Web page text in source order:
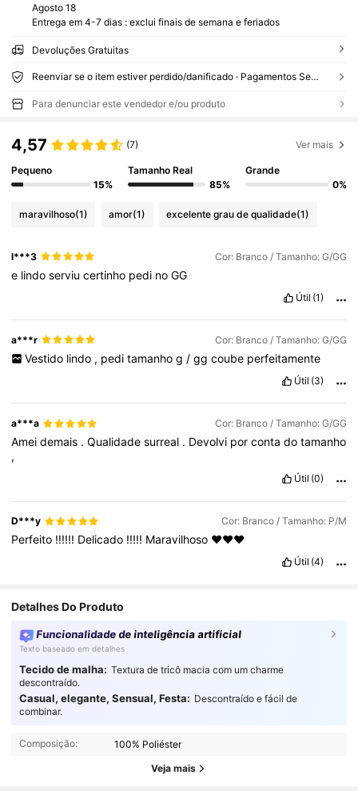
Agosto 18
Entrega em 4-7 dias : exclui finais de semana e feriados
Devoluções Gratuitas
Reenviar se o item estiver perdido/danificado · Pagamentos Seguros · Proteção de privacidade
Para denunciar este vendedor e/ou produto
4,57 (7) Ver mais
Pequeno
15%
Tamanho Real
85%
Grande
0%
maravilhoso(1) amor(1) excelente grau de qualidade(1)
l***3 Cor: Branco / Tamanho: G/GG
e lindoserviucertinho pedi noGG
Útil (1)
a***r Cor: Branco / Tamanho: G/GG
Vestido lindo , pedi tamanho g / gg coube perfeitamente
Útil (3)
a***a Cor: Branco / Tamanho: G/GG
Ameidemais .Qualidadesurreal . Devolvi porcontadotamanho
,
Útil (0)
D***y Cor: Branco / Tamanho: P/M
Perfeito !!!!!! Delicado !!!!! Maravilhoso ❤️❤️❤️
Útil (4)
Detalhes Do Produto
Funcionalidade de inteligência artificial
Texto baseado em detalhes
Tecido de malha: Textura de tricô macia com um charme
descontraído.
Casual, elegante, Sensual, Festa: Descontraído e fácil de
combinar.
Composição: 100% Poliéster
Veja mais
2.3K Seguidores